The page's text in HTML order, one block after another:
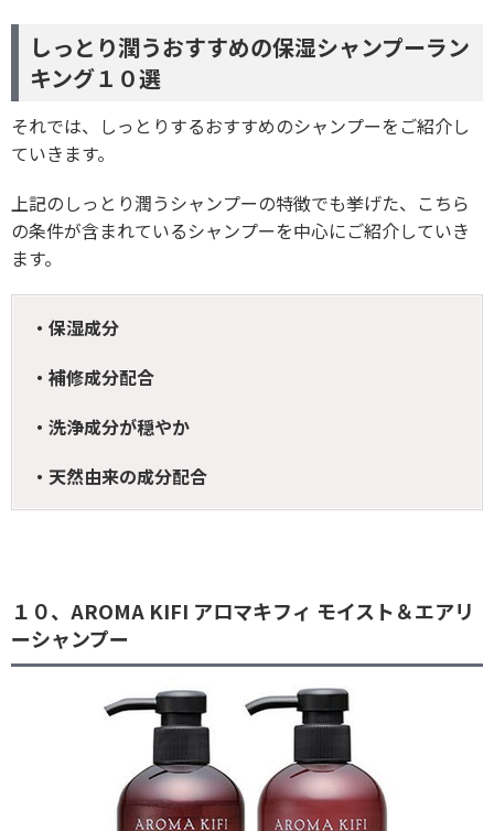
しっとり潤うおすすめの保湿シャンプーラン
キング１０選
それでは、しっとりするおすすめのシャンプーをご紹介し
ていきます。
上記のしっとり潤うシャンプーの特徴でも挙げた、こちら
の条件が含まれているシャンプーを中心にご紹介していき
ます。
・保湿成分
・補修成分配合
・洗浄成分が穏やか
・天然由来の成分配合
１０、AROMA KIFI アロマキフィ モイスト＆エアリ
ーシャンプー